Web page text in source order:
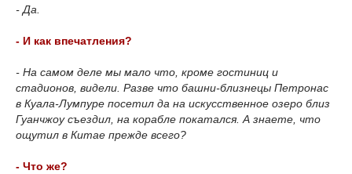
- Да.
- И как впечатления?
- На самом деле мы мало что, кроме гостиниц и
стадионов, видели. Разве что башни-близнецы Петронас
в Куала-Лумпуре посетил да на искусственное озеро близ
Гуанчжоу съездил, на корабле покатался. А знаете, что
ощутил в Китае прежде всего?
- Что же?